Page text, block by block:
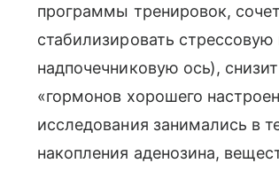
программы тренировок,
стабилизировать
надпочечниковую ось),
«гормонов хорошего
исследования занимались в
накопления аденозина,